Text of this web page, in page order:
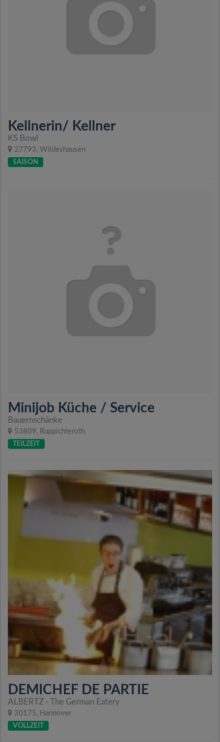
Kellnerin/ Kellner
KS Bowl
27793, Wildeshausen
SAISON
Minijob Küche / Service
Bauernschänke
53809, Ruppichteroth
TEILZEIT
DEMICHEF DE PARTIE
ALBERTZ - The German Eatery
30175, Hannover
VOLLZEIT